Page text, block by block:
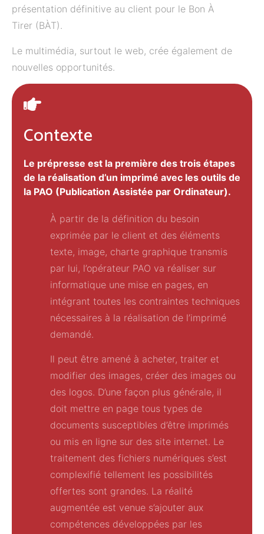
présentation définitive au client pour le Bon À
Tirer (BÀT).
Le multimédia, surtout le web, crée également de
nouvelles opportunités.
Contexte
Le prépresse est la première des trois étapes
de la réalisation d’un imprimé avec les outils de
la PAO (Publication Assistée par Ordinateur).
À partir de la définition du besoin
exprimée par le client et des éléments
texte, image, charte graphique transmis
par lui, l’opérateur PAO va réaliser sur
informatique une mise en pages, en
intégrant toutes les contraintes techniques
nécessaires à la réalisation de l’imprimé
demandé.
Il peut être amené à acheter, traiter et
modifier des images, créer des images ou
des logos. D’une façon plus générale, il
doit mettre en page tous types de
documents susceptibles d’être imprimés
ou mis en ligne sur des site internet. Le
traitement des fichiers numériques s’est
complexifié tellement les possibilités
offertes sont grandes. La réalité
augmentée est venue s’ajouter aux
compétences développées par les